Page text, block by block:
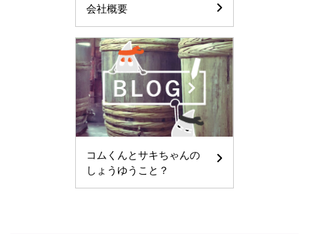
会社概要
コムくんとサキちゃんの
しょうゆうこと？